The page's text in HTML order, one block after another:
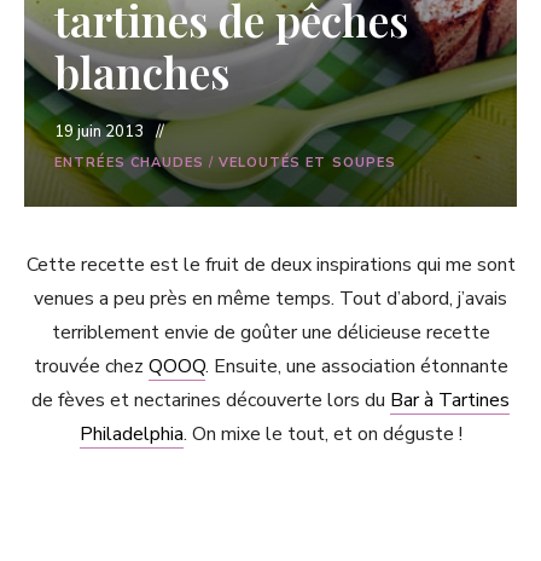
tartines de pêches
blanches
19 juin 2013
ENTRÉES CHAUDES / VELOUTÉS ET SOUPES
Cette recette est le fruit de deux inspirations qui me sont
venues a peu près en même temps. Tout d’abord, j’avais
terriblement envie de goûter une délicieuse recette
trouvée chez QOOQ. Ensuite, une association étonnante
de fèves et nectarines découverte lors du Bar à Tartines
Philadelphia. On mixe le tout, et on déguste !